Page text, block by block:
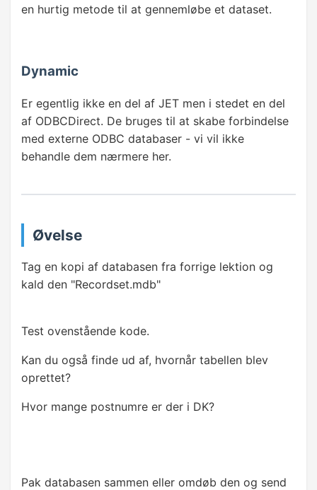
en hurtig metode til at gennemløbe et dataset.
Dynamic
Er egentlig ikke en del af JET men i stedet en del
af ODBCDirect. De bruges til at skabe forbindelse
med externe ODBC databaser - vi vil ikke
behandle dem nærmere her.
Øvelse
Tag en kopi af databasen fra forrige lektion og
kald den "Recordset.mdb"
Test ovenstående kode.
Kan du også finde ud af, hvornår tabellen blev
oprettet?
Hvor mange postnumre er der i DK?
Pak databasen sammen eller omdøb den og send